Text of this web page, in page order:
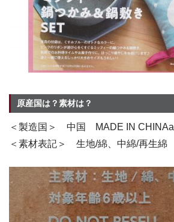
原産国は？素材は？
＜製造国＞ 中国 MADE IN CHINAa
＜素材表記＞ 生地/綿、中綿/再生綿